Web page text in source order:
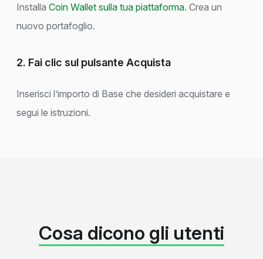
Installa Coin Wallet sulla tua piattaforma. Crea un
nuovo portafoglio.
2. Fai clic sul pulsante Acquista
Inserisci l’importo di Base che desideri acquistare e
segui le istruzioni.
Cosa dicono gli utenti